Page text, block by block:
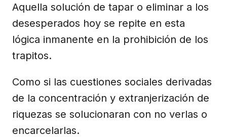
Aquella solución de tapar o eliminar a los
desesperados hoy se repite en esta
lógica inmanente en la prohibición de los
trapitos.
Como si las cuestiones sociales derivadas
de la concentración y extranjerización de
riquezas se solucionaran con no verlas o
encarcelarlas.